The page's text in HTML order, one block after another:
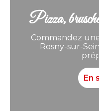
Pizza,
Commandez
Rosny-sur-
En